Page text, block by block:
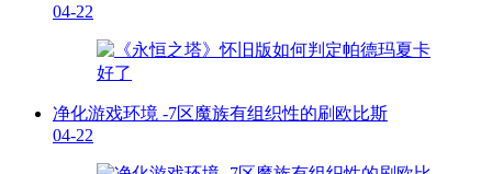
04-22
净化游戏环境 -7区魔族有组织性的刷欧比斯
04-22